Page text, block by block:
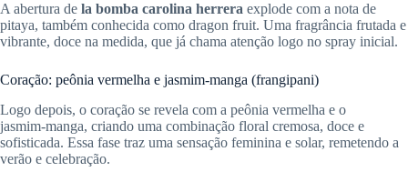
A abertura de la bomba carolina herrera explode com a nota de
pitaya, também conhecida como dragon fruit. Uma fragrância frutada e
vibrante, doce na medida, que já chama atenção logo no spray inicial.
Coração: peônia vermelha e jasmim‑manga (frangipani)
Logo depois, o coração se revela com a peônia vermelha e o
jasmim‑manga, criando uma combinação floral cremosa, doce e
sofisticada. Essa fase traz uma sensação feminina e solar, remetendo a
verão e celebração.